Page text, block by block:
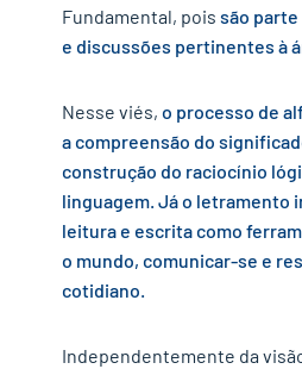
Fundamental, pois são
e discussões pertinentes à
Nesse viés, o processo de
a compreensão do
construção do raciocínio
linguagem. Já o letramento
leitura e escrita como
o mundo, comunicar-se e
cotidiano.
Independentemente da